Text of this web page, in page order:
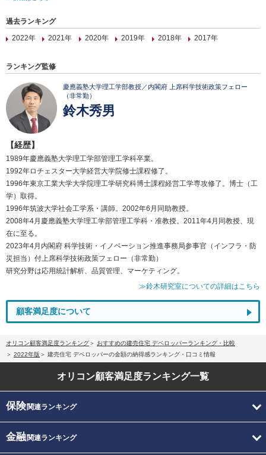
過去ランキング
2022年
2021年 2020年 2019年 2018年 2017年
ランキング監修
慶應義塾大学理工学部教授／内閣府 上席科学技術政策フェロー
（非常勤）
鈴木秀男
【経歴】
1989年慶應義塾大学理工学部管理工学科卒業。
1992年ロチェスター大学経営大学院修士課程修了。
1996年東京工業大学大学院理工学研究科博士課程経営工学専攻修了。博士（工
学）取得。
1996年筑波大学社会工学系・講師。2002年6月同助教授。
2008年4月慶應義塾大学理工学部管理工学科・准教授。2011年4月同教授、現
在に至る。
2023年4月内閣府 科学技術・イノベーション推進事務局参事官（インフラ・防
災担当）付上席科学技術政策フェロー（非常勤）
研究分野は応用統計解析、品質管理、マーケティング。
≫鈴木研究室についての詳細はこちら
顧客満足度について
オリコン顧客満足度ランキング
おすすめの建売住宅 デベロッパーランキング・比較
2022年版
建売住宅 デベロッパーの金額の納得感ランキング・口コミ情報
オリコン顧客満足度ランキング一覧
保険関連ランキング
金融関連ランキング